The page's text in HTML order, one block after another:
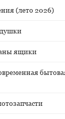
(лето 2026)
ящики